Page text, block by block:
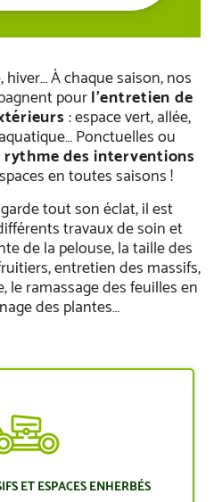
À chaque saison, nos
pourl’entretien de
: espace vert, allée,
Ponctuelles ou
rythme des interventions
en toutes saisons !
tout son éclat, il est
travaux de soin et
de la pelouse, la taille des
entretien des massifs,
le ramassage des feuilles en
des plantes…
ET ESPACES ENHERBÉS